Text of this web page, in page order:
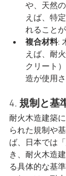
や、天然
えば、特
れることが
複合材料:
えば、耐
クリート
造が使用
4. 規制と基
耐火木造建築
られた規制や
ば、日本では
き、耐火木造
る具体的な基